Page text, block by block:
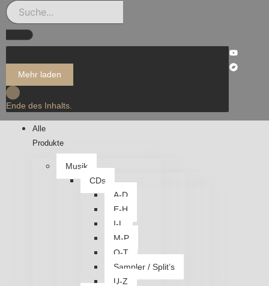
Mehr laden
Ende des Inhalts.
Alle
Produkte
Musik
CDs
A-D
E-H
I-L
M-P
Q-T
Sampler / Split’s
U-Z